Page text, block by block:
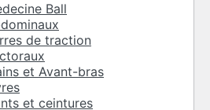
Ball
de traction
et Avant-bras
et ceintures